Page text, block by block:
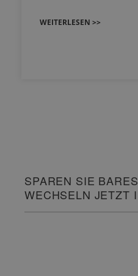
WEITERLESEN >>
SPAREN SIE
WECHSELN JETZT